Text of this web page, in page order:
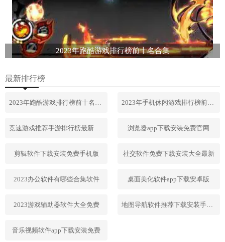
2023年跑酷游戏排行榜前十名合集
最新排行榜
2023年手机休闲游戏排行榜前十名
浏览器app下载安装免费官网
剪辑软件下载安装免费手机版 社交软件免费下载安装大全最新
2023办公软件有哪些合集软件 桌面美化软件app下载安卓版
2023游戏辅助器软件大全免费 地图导航软件推荐下载安装手机版
音乐视频软件app下载安装免费